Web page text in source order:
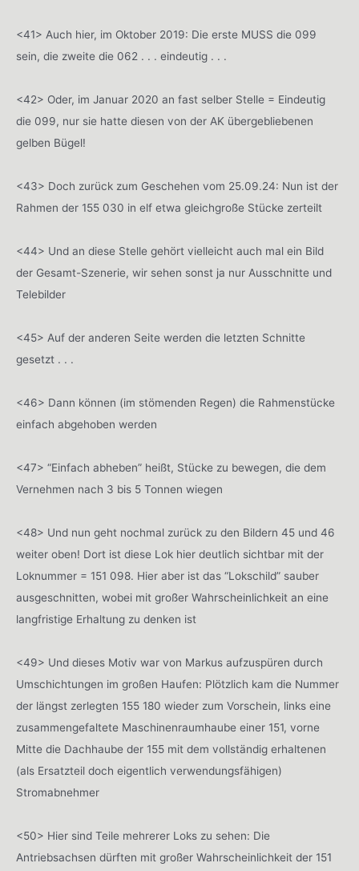
<41> Auch hier, im Oktober 2019: Die erste MUSS die 099
sein, die zweite die 062 . . . eindeutig . . .
<42> Oder, im Januar 2020 an fast selber Stelle = Eindeutig
die 099, nur sie hatte diesen von der AK übergebliebenen
gelben Bügel!
<43> Doch zurück zum Geschehen vom 25.09.24: Nun ist der
Rahmen der 155 030 in elf etwa gleichgroße Stücke zerteilt
<44> Und an diese Stelle gehört vielleicht auch mal ein Bild
der Gesamt-Szenerie, wir sehen sonst ja nur Ausschnitte und
Telebilder
<45> Auf der anderen Seite werden die letzten Schnitte
gesetzt . . .
<46> Dann können (im stömenden Regen) die Rahmenstücke
einfach abgehoben werden
<47> “Einfach abheben” heißt, Stücke zu bewegen, die dem
Vernehmen nach 3 bis 5 Tonnen wiegen
<48> Und nun geht nochmal zurück zu den Bildern 45 und 46
weiter oben! Dort ist diese Lok hier deutlich sichtbar mit der
Loknummer = 151 098. Hier aber ist das “Lokschild” sauber
ausgeschnitten, wobei mit großer Wahrscheinlichkeit an eine
langfristige Erhaltung zu denken ist
<49> Und dieses Motiv war von Markus aufzuspüren durch
Umschichtungen im großen Haufen: Plötzlich kam die Nummer
der längst zerlegten 155 180 wieder zum Vorschein, links eine
zusammengefaltete Maschinenraumhaube einer 151, vorne
Mitte die Dachhaube der 155 mit dem vollständig erhaltenen
(als Ersatzteil doch eigentlich verwendungsfähigen)
Stromabnehmer
<50> Hier sind Teile mehrerer Loks zu sehen: Die
Antriebsachsen dürften mit großer Wahrscheinlichkeit der 151